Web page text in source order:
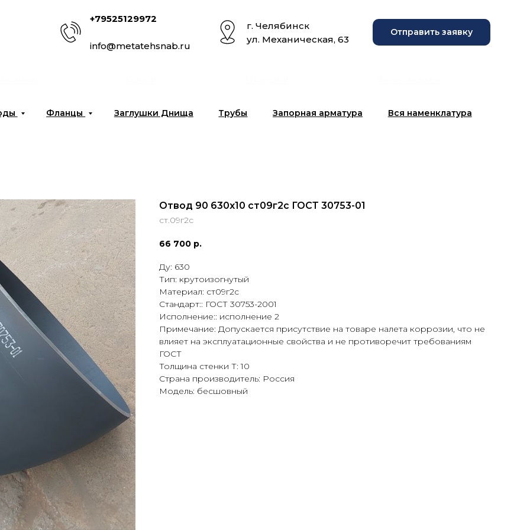
+79525129972
info@metatehsnab.ru
г. Челябинск
ул. Механическая, 63
Отправить заявку
Фланцы Заглушки Днища Трубы Запорная арматура Вся наменклатура
Отвод 90 630х10 ст09г2с ГОСТ 30753-01
ст.09г2с
66 700 р.
Ду: 630
Тип: крутоизогнутый
Материал: ст09г2с
Стандарт:: ГОСТ 30753-2001
Исполнение:: исполнение 2
Примечание: Допускается присутствие на товаре налета коррозии, что не
влияет на эксплуатационные свойства и не противоречит требованиям
ГОСТ
Толщина стенки Т: 10
Страна производитель: Россия
Модель: бесшовный